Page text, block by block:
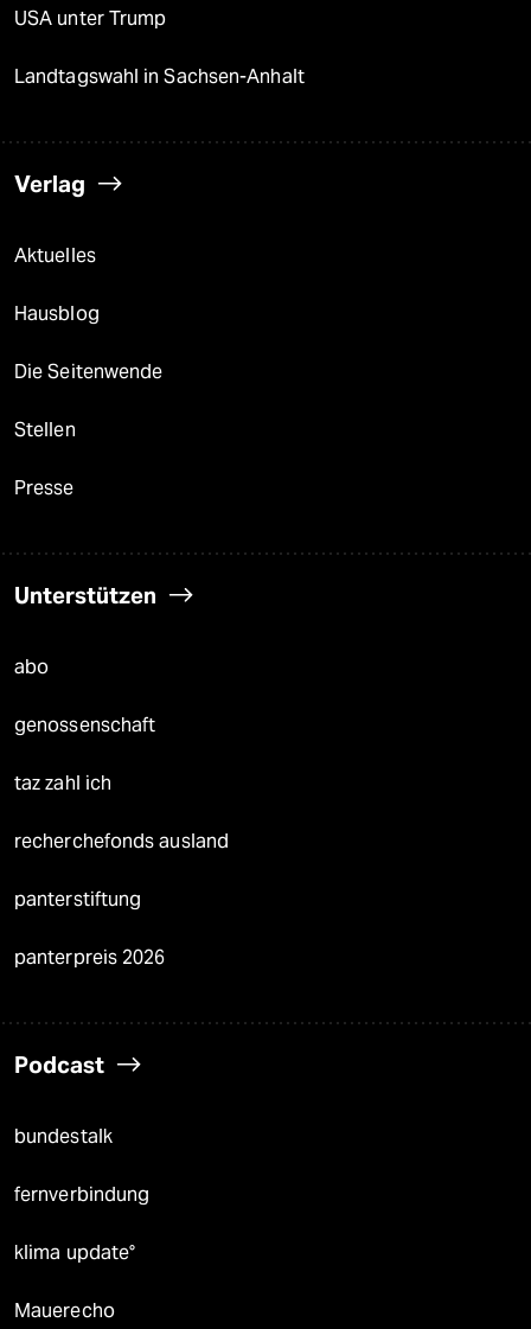
USA unter Trump
Landtagswahl in Sachsen-Anhalt
Verlag
Aktuelles
Hausblog
Die Seitenwende
Stellen
Presse
Unterstützen
abo
genossenschaft
taz zahl ich
recherchefonds ausland
panterstiftung
panterpreis 2026
Podcast
bundestalk
fernverbindung
klima update°
Mauerecho